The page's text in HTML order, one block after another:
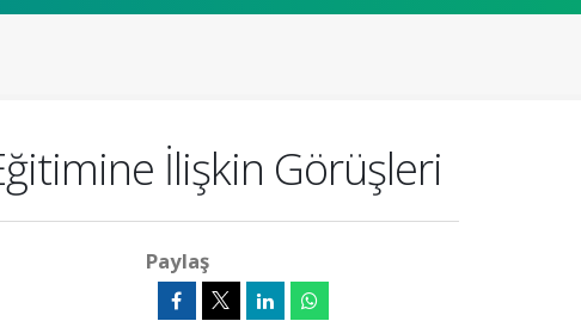
İlişkin Görüşleri
Paylaş